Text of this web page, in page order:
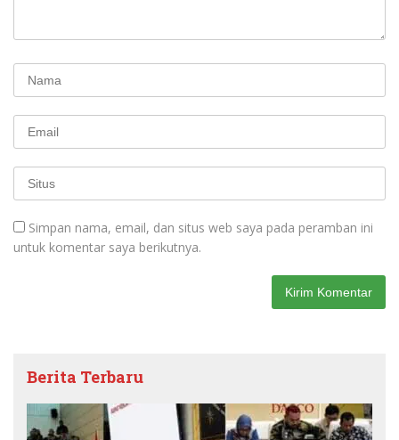
Simpan nama, email, dan situs web saya pada peramban ini
untuk komentar saya berikutnya.
Berita Terbaru